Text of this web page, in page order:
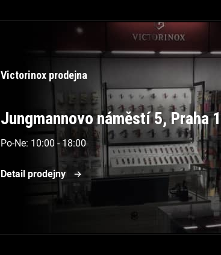
Victorinox prodejna
Jungmannovo náměstí 5, Praha 1
Po-Ne: 10:00 - 18:00
Detail prodejny